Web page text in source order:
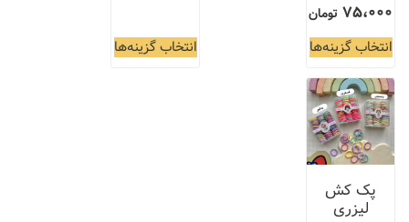
75،000 تومان
انتخاب گزینه‌ها انتخاب گزینه‌ها
پک کش
لیزری